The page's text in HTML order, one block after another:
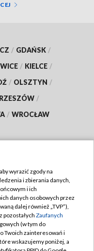
/ GDAŃSK /
/ KIELCE /
/ OLSZTYN /
RZESZÓW /
/ WROCŁAW
wyrazić zgody na
i zbierania danych,
i ich
danych osobowych przez
dalej również „TVP”),
pozostałych Zaufanych
(w tym do
Twoich zainteresowań i
wskazujemy poniżej, a